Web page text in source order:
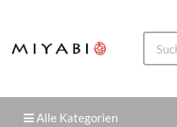
Alle Kategorien